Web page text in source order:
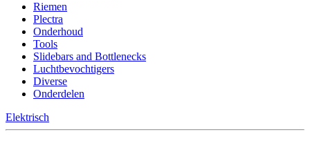
Riemen
Plectra
Onderhoud
Tools
Slidebars and Bottlenecks
Luchtbevochtigers
Diverse
Onderdelen
Elektrisch